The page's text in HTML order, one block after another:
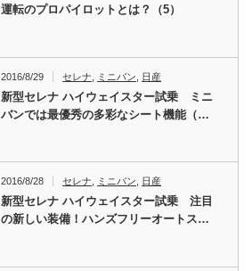
運転のプロパイロットとは？（5）
2016/8/29 セレナ ミニバン 日産
新型セレナ ハイウェイスター試乗 ミニ
バンでは最優秀の多彩なシート機能（…
2016/8/28 セレナ ミニバン 日産
新型セレナ ハイウェイスター試乗 注目
の新しい装備！ハンズフリーオートス…